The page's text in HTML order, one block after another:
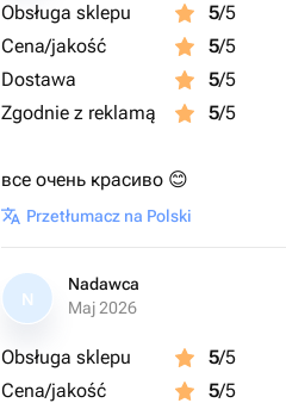
Obsługa sklepu 5/5
Cena/jakość
5/5
Dostawa
5/5
Zgodnie z reklamą
5/5
все очень красиво 😊
Przetłumacz na Polski
N
Nadawca
Maj 2026
Obsługa sklepu 5/5
Cena/jakość
5/5